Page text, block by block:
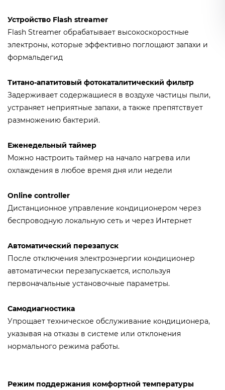
Устройство Flash streamer
Flash Streamer обрабатывает высокоскоростные
электроны, которые эффективно поглощают запахи и
формальдегид
Титано-апатитовый фотокаталитический фильтр
Задерживает содержащиеся в воздухе частицы пыли,
устраняет неприятные запахи, а также препятствует
размножению бактерий.
Еженедельный таймер
Можно настроить таймер на начало нагрева или
охлаждения в любое время дня или недели
Online controller
Дистанционное управление кондиционером через
беспроводную локальную сеть и через Интернет
Автоматический перезапуск
После отключения электроэнергии кондиционер
автоматически перезапускается, используя
первоначальные установочные параметры.
Самодиагностика
Упрощает техническое обслуживание кондиционера,
указывая на отказы в системе или отклонения
нормального режима работы.
Режим поддержания комфортной температуры